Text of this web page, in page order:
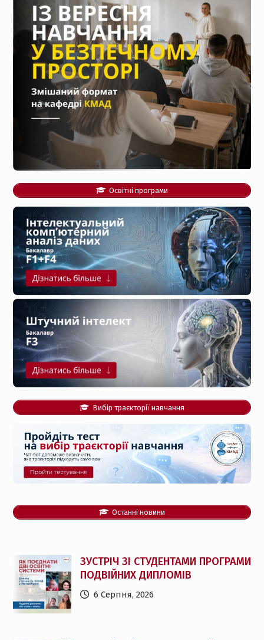
Випуск 2018
Випуск 2017
Випуск 2016
Випуск 2015
Випуск 2014
Випуск 2013
Випуск 2012
Випуск 2011
Освітні програми
Вибір траєкторії навчання
Останні новини
ЗУСТРІЧ ЗІ СТУДЕНТАМИ ПРОГРАМИ
ПОДВІЙНИХ ДИПЛОМІВ
6 Серпня, 2026